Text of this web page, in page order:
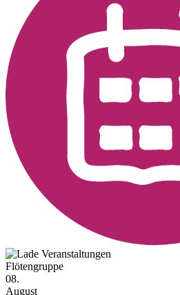
Flötengruppe
08.
August